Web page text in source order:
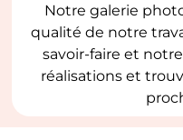
Notre galerie
qualité de notre
savoir-faire et
réalisations et